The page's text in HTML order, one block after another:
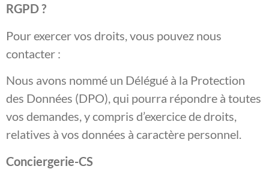
RGPD ?
Pour exercer vos droits, vous pouvez nous
contacter :
Nous avons nommé un Délégué à la Protection
des Données (DPO), qui pourra répondre à toutes
vos demandes, y compris d’exercice de droits,
relatives à vos données à caractère personnel.
Conciergerie-CS